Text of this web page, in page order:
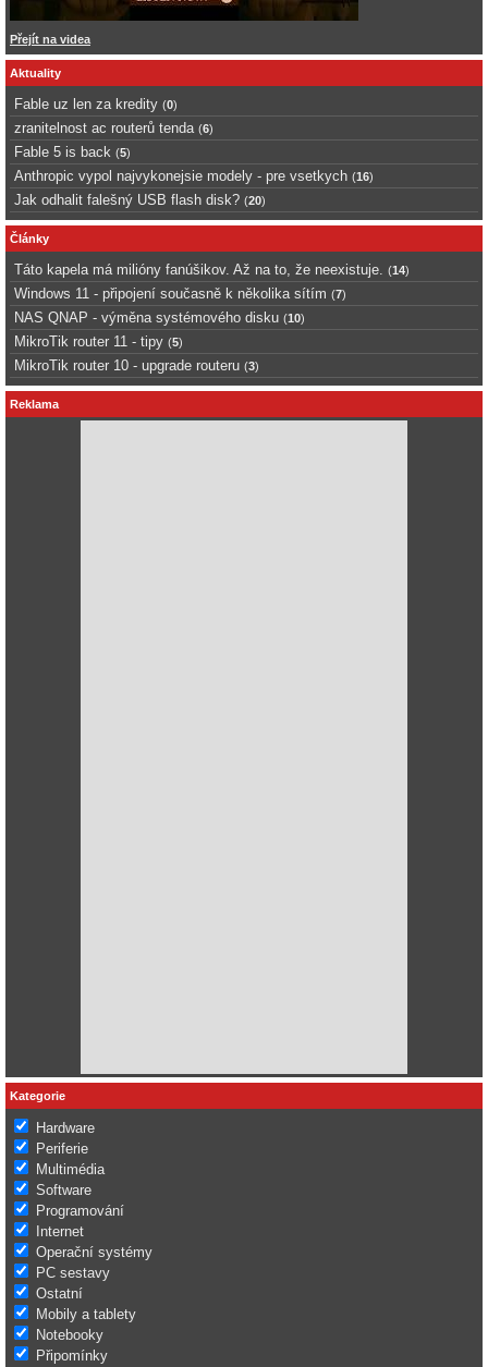
Přejít na videa
Aktuality
Fable uz len za kredity (0)
zranitelnost ac routerů tenda (6)
Fable 5 is back (5)
Anthropic vypol najvykonejsie modely - pre vsetkych (16)
Jak odhalit falešný USB flash disk? (20)
Články
Táto kapela má milióny fanúšikov. Až na to, že neexistuje. (14)
Windows 11 - připojení současně k několika sítím (7)
NAS QNAP - výměna systémového disku (10)
MikroTik router 11 - tipy (5)
MikroTik router 10 - upgrade routeru (3)
Reklama
Kategorie
Hardware
Periferie
Multimédia
Software
Programování
Internet
Operační systémy
PC sestavy
Ostatní
Mobily a tablety
Notebooky
Připomínky